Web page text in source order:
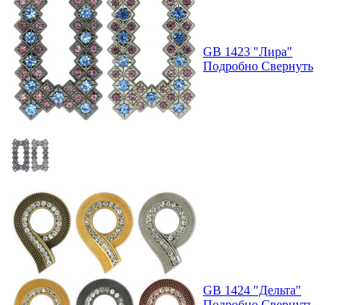
GB 1423 "Лира"
Подробно Свернуть
GB 1424 "Дельта"